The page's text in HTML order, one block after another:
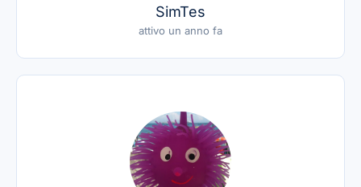
SimTes
attivo un anno fa